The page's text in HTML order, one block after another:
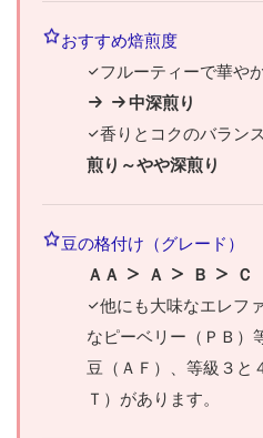
おすすめ焙煎度
フルーティーで華や
中深煎り
香りとコクのバラン
煎り～やや深煎り
豆の格付け（グレード）
ＡＡ
Ａ Ｂ
Ｃ
他にも大味なエレフ
なピーベリー（ＰＢ）
豆（ＡＦ）、等級３と
Ｔ）があります。